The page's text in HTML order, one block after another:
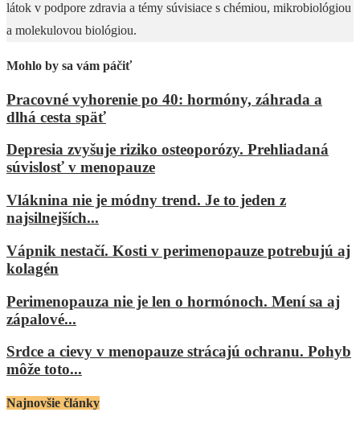
látok v podpore zdravia a témy súvisiace s chémiou, mikrobiológiou
a molekulovou biológiou.
Mohlo by sa vám páčiť
Pracovné vyhorenie po 40: hormóny, záhrada a
dlhá cesta späť
Depresia zvyšuje riziko osteoporózy. Prehliadaná
súvislosť v menopauze
Vláknina nie je módny trend. Je to jeden z
najsilnejších...
Vápnik nestačí. Kosti v perimenopauze potrebujú aj
kolagén
Perimenopauza nie je len o hormónoch. Mení sa aj
zápalové...
Srdce a cievy v menopauze strácajú ochranu. Pohyb
môže toto...
Najnovšie články